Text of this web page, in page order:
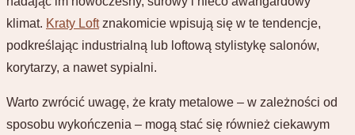
klimat. Kraty Loftznakomicie wpisują się w te tendencje,
podkreślając industrialną lub loftową stylistykę salonów,
korytarzy, a nawet sypialni.
Warto zwrócić uwagę, że kraty metalowe – w zależności od
sposobu wykończenia – mogą stać się również ciekawym